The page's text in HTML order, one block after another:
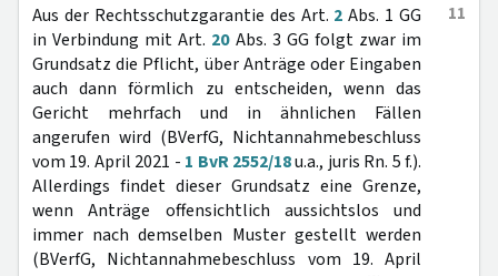
11
Aus der Rechtsschutzgarantie des Art. 2 Abs. 1 GG
in Verbindung mit Art. 20Abs. 3 GG folgt zwar im
Grundsatz die Pflicht, über Anträge oder Eingaben
auch dann förmlich zu entscheiden, wenn das
Gericht mehrfach und in ähnlichen Fällen
angerufen wird (BVerfG, Nichtannahmebeschluss
vom 19. April 2021 - 1 BvR 2552/18u.a., juris Rn. 5 f.).
Allerdings findet dieser Grundsatz eine Grenze,
wenn Anträge offensichtlich aussichtslos und
immer nach demselben Muster gestellt werden
(BVerfG, Nichtannahmebeschluss vom 19. April